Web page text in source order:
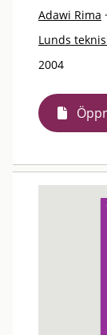
Adawi Rima ·
Lunds
2004